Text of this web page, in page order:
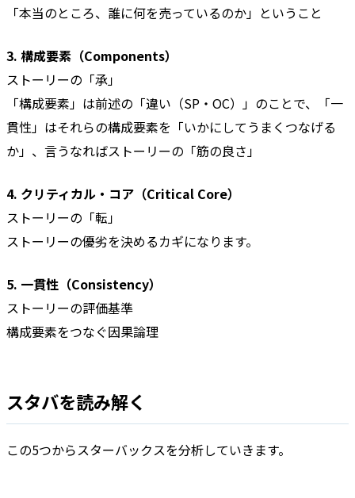
「本当のところ、誰に何を売っているのか」ということ
3. 構成要素（Components）
ストーリーの「承」
「構成要素」は前述の「違い（SP・OC）」のことで、「一
貫性」はそれらの構成要素を「いかにしてうまくつなげる
か」、言うなればストーリーの「筋の良さ」
4. クリティカル・コア（Critical Core）
ストーリーの「転」
ストーリーの優劣を決めるカギになります。
5. 一貫性（Consistency）
ストーリーの評価基準
構成要素をつなぐ因果論理
スタバを読み解く
この5つからスターバックスを分析していきます。